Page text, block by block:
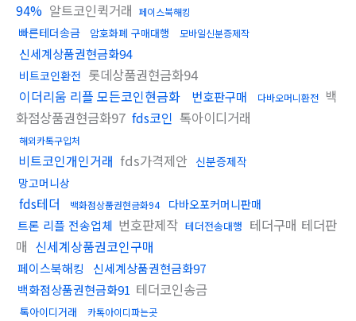
94% 알트코인퀵거래 페이스북해킹
빠른테더송금 암호화폐 구매대행 모바일신분증제작
신세계상품권현금화94
비트코인환전 롯데상품권현금화94
이더리움 리플 모든코인현금화
번호판구매 다바오머니환전 백
화점상품권현금화97 fds코인 톡아이디거래
해외카톡구입처
비트코인개인거래 fds가격제안 신분증제작
망고머니상
fds테더 백화점상품권현금화94 다바오포커머니판매
트론 리플 전송업체 번호판제작 테더전송대행 테더구매 테더판
매 신세계상품권코인구매
페이스북해킹
신세계상품권현금화97
백화점상품권현금화91 테더코인송금
톡아이디거래 카톡아이디파는곳